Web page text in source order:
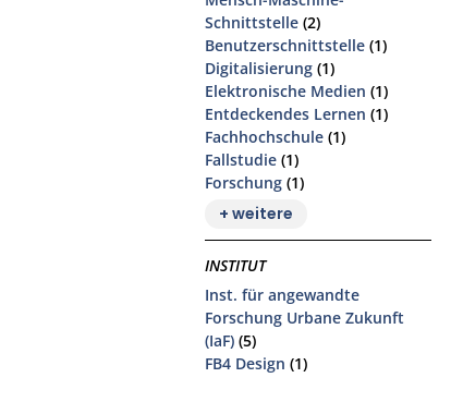
Schnittstelle (2)
Benutzerschnittstelle (1)
Digitalisierung (1)
Elektronische Medien (1)
Entdeckendes Lernen (1)
Fachhochschule (1)
Fallstudie (1)
Forschung (1)
+ weitere
INSTITUT
Inst. für angewandte
Forschung Urbane Zukunft
(IaF) (5)
FB4 Design (1)